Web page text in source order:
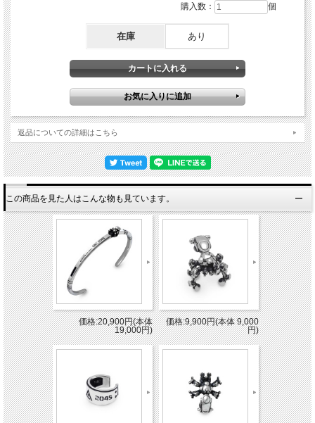
購入数： 個
在庫 あり
返品についての詳細はこちら
この商品を見た人はこんな物も見ています。
価格:20,900円(本体
19,000円)
価格:9,900円(本体 9,000
円)